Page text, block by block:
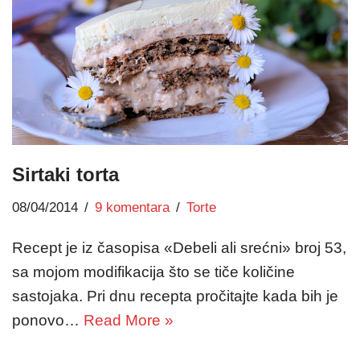
Sirtaki torta
08/04/2014 9 komentara Torte
Recept je iz časopisa «Debeli ali srećni» broj 53,
sa mojom modifikacija što se tiče količine
sastojaka. Pri dnu recepta pročitajte kada bih je
ponovo… Read More »